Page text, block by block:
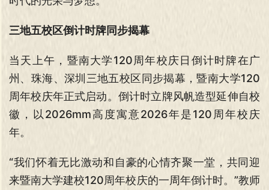
三地五校区倒计时牌同步揭幕
当天上午，暨南大学120周年校庆日倒计时牌在广
州、珠海、深圳三地五校区同步揭幕，暨南大学120
周年校庆年正式启动。倒计时立牌风帆造型延伸自校
徽，以2026mm高度寓意2026年是120周年校庆
年。
“我们怀着无比激动和自豪的心情齐聚一堂，共同迎
来暨南大学建校120周年校庆的一周年倒计时。”教师